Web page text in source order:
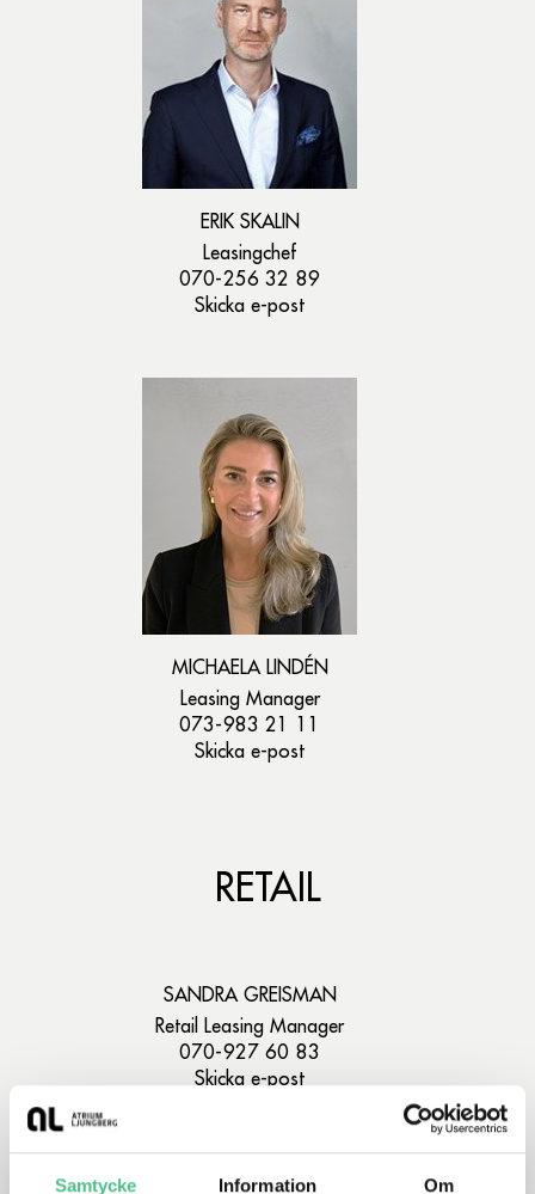
Samtycke Information Om
ERIK SKALIN
Leasingchef
070-256 32 89
Skicka e-post
MICHAELA LINDÉN
Leasing Manager
073-983 21 11
Skicka e-post
RETAIL
SANDRA GREISMAN
Retail Leasing Manager
070-927 60 83
Skicka e-post